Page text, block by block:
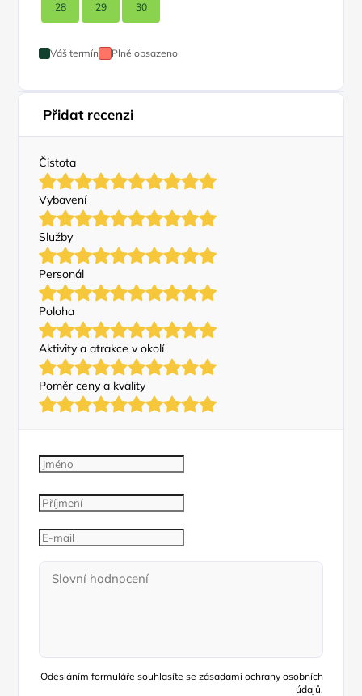
28 29 30
Váš termín Plně obsazeno
Přidat recenzi
Čistota
Vybavení
Služby
Personál
Poloha
Aktivity a atrakce v okolí
Poměr ceny a kvality
Odesláním formuláře souhlasíte se zásadami ochrany osobních
údajů.